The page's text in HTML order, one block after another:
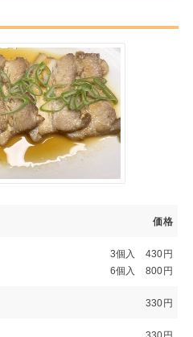
価格
3個入 430円
6個入 800円
330円